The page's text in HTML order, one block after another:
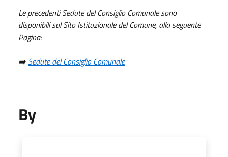
Le precedenti Sedute del Consiglio Comunale sono
disponibili sul Sito Istituzionale del Comune, alla seguente
Pagina:
➡️ Sedute del Consiglio Comunale
By